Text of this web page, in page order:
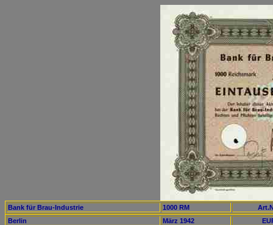
Bank für Brau-Industrie 1000 RM
Berlin
März 1942